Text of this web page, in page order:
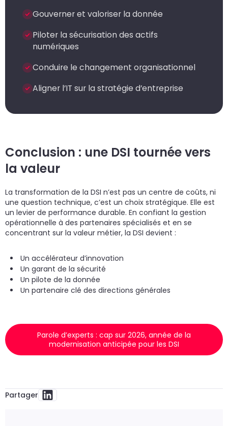
Gouverner et valoriser la donnée
Piloter la sécurisation des actifs
numériques
Conduire le changement organisationnel
Aligner l’IT sur la stratégie d’entreprise
Conclusion : une DSI tournée vers
la valeur
La transformation de la DSI n’est pas un centre de coûts, ni
une question technique, c’est un choix stratégique. Elle est
un levier de performance durable. En confiant la gestion
opérationnelle à des partenaires spécialisés et en se
concentrant sur la valeur métier, la DSI devient :
Un accélérateur d’innovation
Un garant de la sécurité
Un pilote de la donnée
Un partenaire clé des directions générales
Parole d’experts : cap sur 2026, année de la
modernisation anticipée pour les DSI
Partager